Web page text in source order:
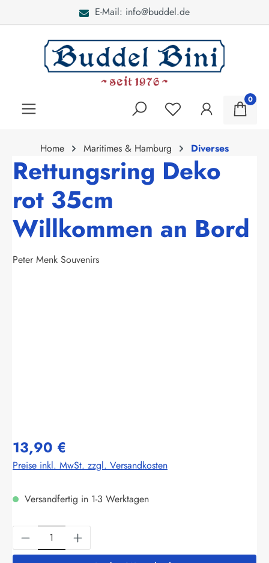
E-Mail: info@buddel.de
0
Home Maritimes & Hamburg Diverses
Rettungsring Deko
rot 35cm
Willkommen an Bord
Peter Menk Souvenirs
13,90 €
Preise inkl. MwSt. zzgl. Versandkosten
Versandfertig in 1-3 Werktagen
Produkt Anzahl: Gib den gewünschten